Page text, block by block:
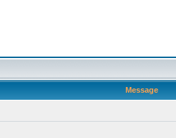
Message